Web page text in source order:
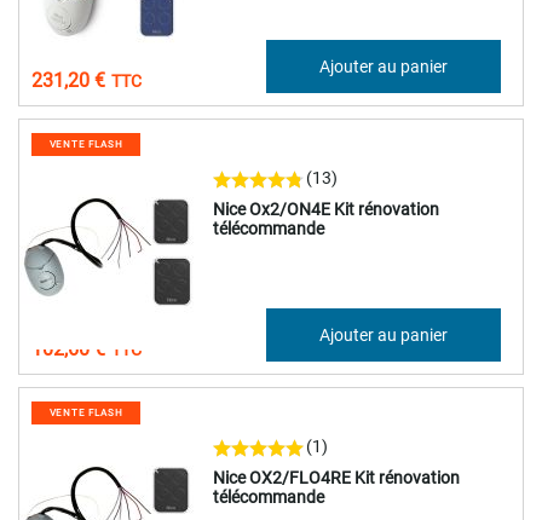
231,20 €
Ajouter au panier
VENTE FLASH
Nice Ox2/ON4E Kit rénovation
télécommande
(13)
102,60 €
Ajouter au panier
VENTE FLASH
Nice OX2/FLO4RE Kit rénovation
télécommande
(1)